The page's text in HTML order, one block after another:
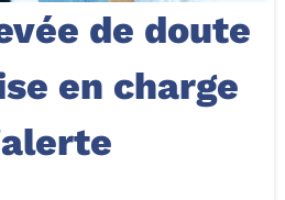
de doute
en charge